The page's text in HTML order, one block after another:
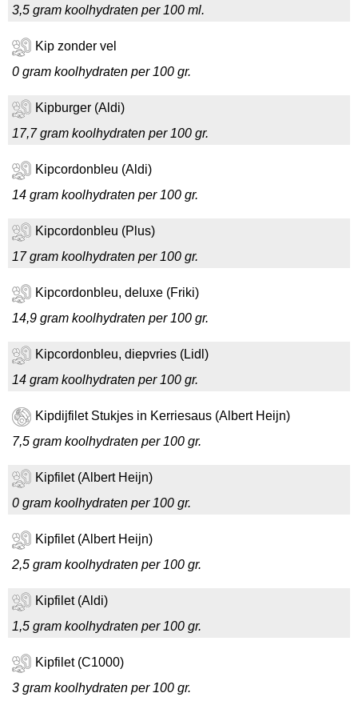
3,5 gram koolhydraten per 100 ml.
Kip zonder vel
0 gram koolhydraten per 100 gr.
Kipburger (Aldi)
17,7 gram koolhydraten per 100 gr.
Kipcordonbleu (Aldi)
14 gram koolhydraten per 100 gr.
Kipcordonbleu (Plus)
17 gram koolhydraten per 100 gr.
Kipcordonbleu, deluxe (Friki)
14,9 gram koolhydraten per 100 gr.
Kipcordonbleu, diepvries (Lidl)
14 gram koolhydraten per 100 gr.
Kipdijfilet Stukjes in Kerriesaus (Albert Heijn)
7,5 gram koolhydraten per 100 gr.
Kipfilet (Albert Heijn)
0 gram koolhydraten per 100 gr.
Kipfilet (Albert Heijn)
2,5 gram koolhydraten per 100 gr.
Kipfilet (Aldi)
1,5 gram koolhydraten per 100 gr.
Kipfilet (C1000)
3 gram koolhydraten per 100 gr.